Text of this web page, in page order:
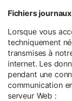
Fichiers
Lorsque vous
techniquement
transmises à
internet. Les
pendant une
communication
serveur Web :